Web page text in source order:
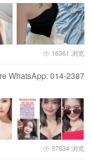
16361 浏览
WhatsApp: 014-2387
57534 浏览